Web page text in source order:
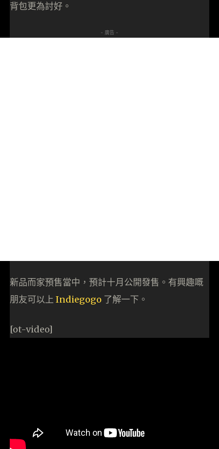
背包更為討好。
- 廣告 -
新品而家預售當中，預計十月公開發售。有興趣嘅
朋友可以上 Indiegogo 了解一下。
[ot-video]